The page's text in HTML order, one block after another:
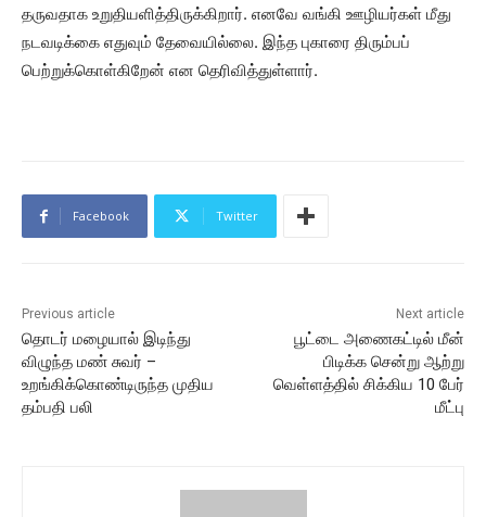
தருவதாக உறுதியளித்திருக்கிறார். எனவே வங்கி ஊழியர்கள் மீது
நடவடிக்கை எதுவும் தேவையில்லை. இந்த புகாரை திரும்பப்
பெற்றுக்கொள்கிறேன் என தெரிவித்துள்ளார்.
Facebook Twitter
Previous article
தொடர் மழையால் இடிந்து
விழுந்த மண் சுவர் –
உறங்கிக்கொண்டிருந்த முதிய
தம்பதி பலி
Next article
பூட்டை அணைகட்டில் மீன்
பிடிக்க சென்று ஆற்று
வெள்ளத்தில் சிக்கிய 10 பேர்
மீட்பு